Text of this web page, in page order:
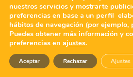
nuestros servicios y mostrarte
preferencias en base a un perfil
hábitos de navegación (por ejemplo,
Puedes obtener más información y
preferencias en ajustes.
Aceptar Rechazar Ajustes